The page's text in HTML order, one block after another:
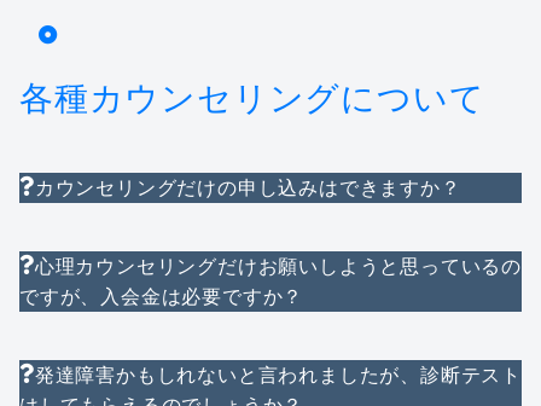
各種カウンセリングについて
カウンセリングだけの申し込みはできますか？
心理カウンセリングだけお願いしようと思っているの
ですが、入会金は必要ですか？
発達障害かもしれないと言われましたが、診断テスト